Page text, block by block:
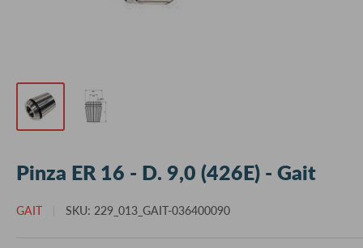
Pinza ER 16 - D. 9,0 (426E) - Gait
GAIT SKU: 229_013_GAIT-036400090